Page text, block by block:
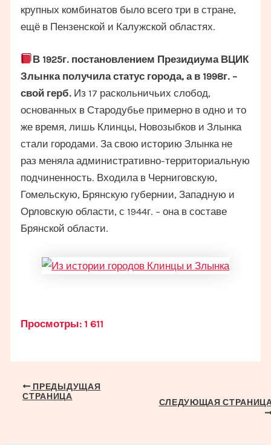
крупных комбинатов было всего три в стране,
ещё в Пензенской и Калужской областях.
В 1925г. постановлением Президиума ВЦИК
Злынка получила статус города, а в 1998г. –
свой герб. Из 17 раскольничьих слобод,
основанных в Стародубье примерно в одно и то
же время, лишь Клинцы, Новозыбков и Злынка
стали городами. За свою историю Злынка не
раз меняла административно-территориальную
подчиненность. Входила в Черниговскую,
Гомельскую, Брянскую губернии, Западную и
Орловскую области, с 1944г. – она в составе
Брянской области.
Просмотры: 1 611
Навигация
ПРЕДЫДУЩАЯ
СТРАНИЦА
СЛЕДУЮЩАЯ